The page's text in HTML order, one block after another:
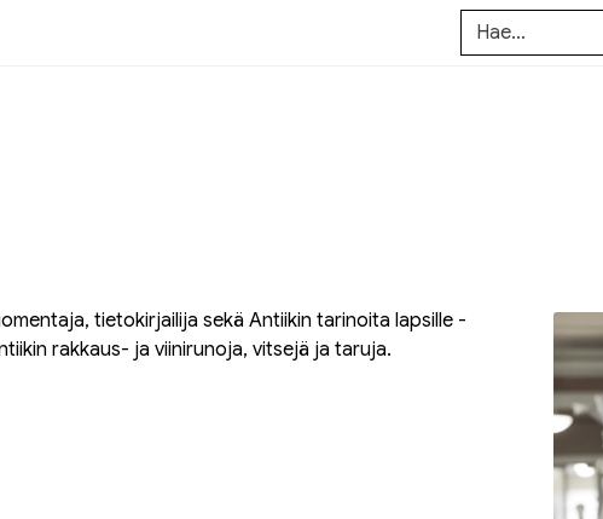
tietokirjailija sekä Antiikin tarinoita lapsille -
rakkaus- ja viinirunoja, vitsejä ja taruja.